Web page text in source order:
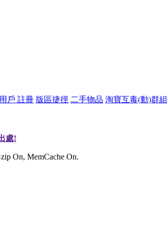
戶 註冊 版區捷徑 二手物品 淘寶互毒(動)群組
處!
On, MemCache On.